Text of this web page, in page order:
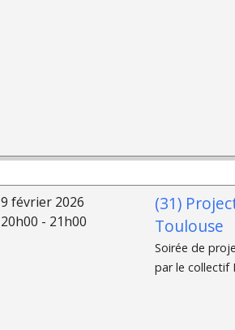
9 février 2026
20h00 - 21h00
(31)
Toulouse
Soirée de
par le collectif